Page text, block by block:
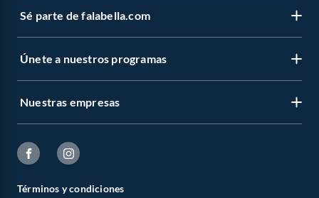
Sé parte de falabella.com
Únete a nuestros programas
Nuestras empresas
Términos y condiciones